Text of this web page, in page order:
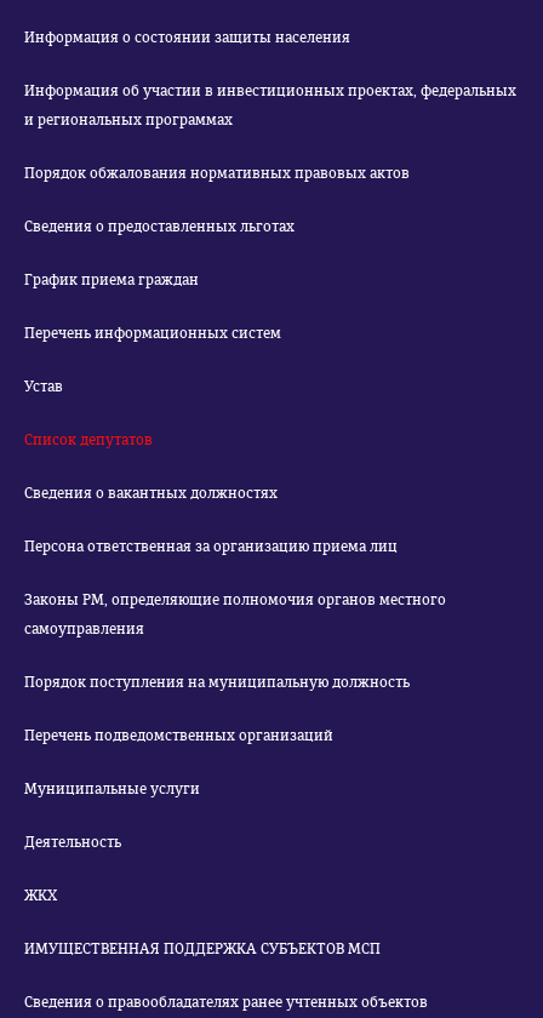
Информация о состоянии защиты населения
Информация об участии в инвестиционных проектах, федеральных
и региональных программах
Порядок обжалования нормативных правовых актов
Сведения о предоставленных льготах
График приема граждан
Перечень информационных систем
Устав
Список депутатов
Сведения о вакантных должностях
Персона ответственная за организацию приема лиц
Законы РМ, определяющие полномочия органов местного
самоуправления
Порядок поступления на муниципальную должность
Перечень подведомственных организаций
Муниципальные услуги
Деятельность
ЖКХ
ИМУЩЕСТВЕННАЯ ПОДДЕРЖКА СУБЪЕКТОВ МСП
Сведения о правообладателях ранее учтенных объектов